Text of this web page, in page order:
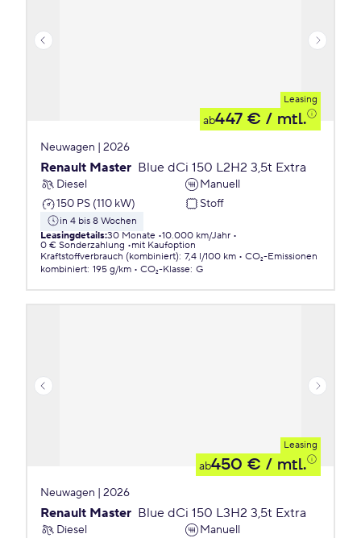
Leasing
ab447 € / mtl.
Neuwagen | 2026
Renault Master Blue dCi 150 L2H2 3,5t Extra
Diesel
Manuell
150 PS (110 kW)
Stoff
in 4 bis 8 Wochen
Leasingdetails:30 Monate 10.000 km/Jahr
0 € Sonderzahlung
mit Kaufoption
Kraftstoffverbrauch (kombiniert): 7,4 l/100 km
CO₂-Emissionen
kombiniert: 195 g/km CO₂-Klasse: G
Leasing
ab450 € / mtl.
Neuwagen | 2026
Renault Master Blue dCi 150 L3H2 3,5t Extra
Diesel
Manuell